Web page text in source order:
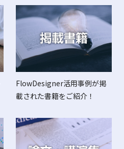
FlowDesigner活用事例が掲
載された書籍をご紹介！